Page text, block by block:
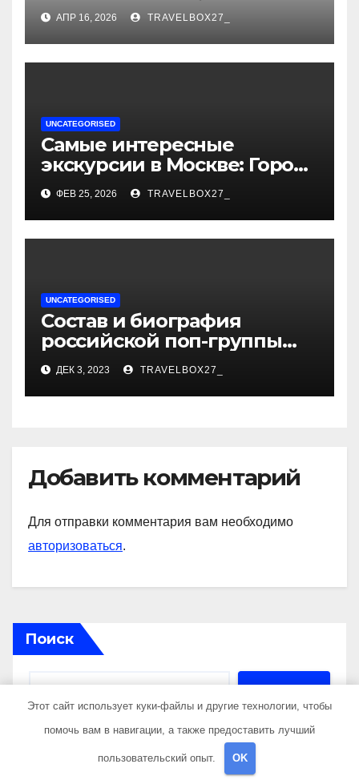
стохастический резонанс
поиска носков при уровне
активации
АПР 16, 2026 TRAVELBOX27_
UNCATEGORISED
Самые интересные
экскурсии в Москве: Город
как сцена для вашей
сказки
ФЕВ 25, 2026 TRAVELBOX27_
UNCATEGORISED
Состав и биография
российской поп-группы
«Иванушки интернешнл»
— история успеха, музыка
и судьбы участников
ДЕК 3, 2023 TRAVELBOX27_
Добавить комментарий
Для отправки комментария вам необходимо
авторизоваться.
Поиск
Этот сайт использует куки-файлы и другие технологии, чтобы
помочь вам в навигации, а также предоставить лучший
пользовательский опыт. OK